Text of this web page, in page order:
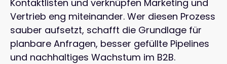
Kontaktlisten und verknüpfen Marketing und
Vertrieb eng miteinander. Wer diesen Prozess
sauber aufsetzt, schafft die Grundlage für
planbare Anfragen, besser gefüllte Pipelines
und nachhaltiges Wachstum im B2B.